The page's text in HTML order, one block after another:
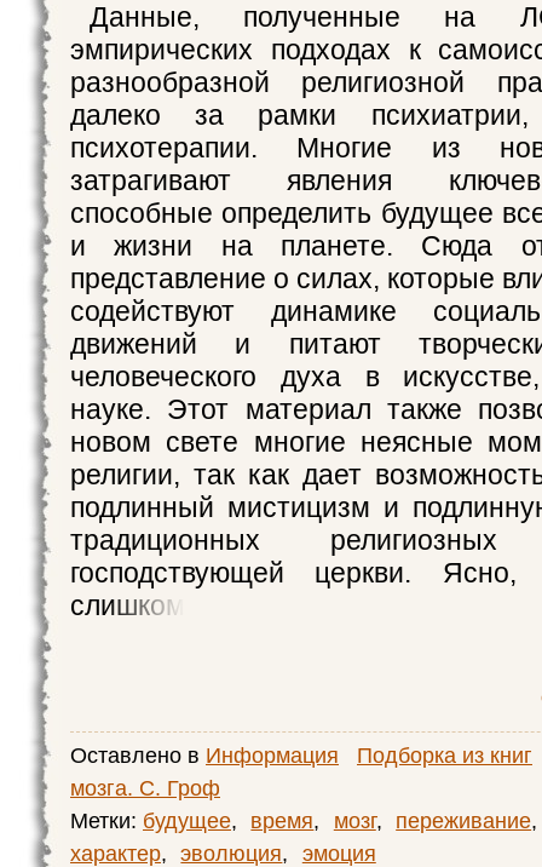
Данные, полученные на
эмпирических подходах к
разнообразной религиозной
далеко за рамки
психотерапии. Многие из
затрагивают явления
способные определить будущее
и жизни на планете. Сюда
представление о силах, которые
содействуют динамике
движений и питают
человеческого духа в
науке. Этот материал также
новом свете многие неясные
религии, так как дает
подлинный мистицизм и
традиционных
господствующей церкви.
слишком
Оставлено в Информация
Подборка из книг
мозга. С. Гроф
Метки: будущее, время, мозг, переживание,
характер, эволюция, эмоция